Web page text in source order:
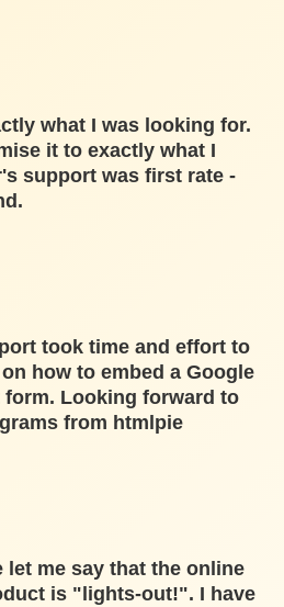
what I was looking for.
it to exactly what I
support was first rate -
took time and effort to
how to embed a Google
form. Looking forward to
from htmlpie
let me say that the online
is "lights-out!". I have